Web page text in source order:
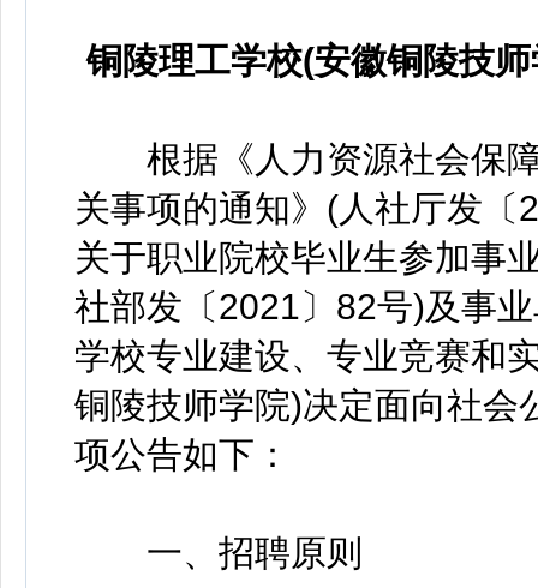
铜陵理工学校(安徽铜陵技
根据《人力资源社会保障
关事项的通知》(人社厅发
关于职业院校毕业生参加事
社部发〔2021〕82号)及事
学校专业建设、专业竞赛和
铜陵技师学院)决定面向社会
项公告如下：
一、招聘原则